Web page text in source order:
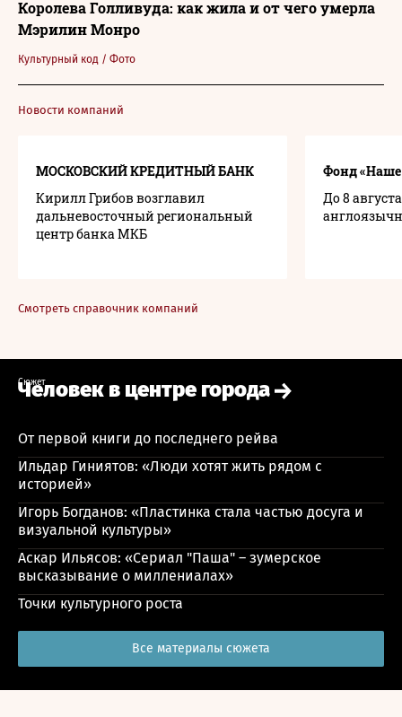
Культурный код / Фото
Королева Голливуда: как жила и от чего умерла
Мэрилин Монро
Новости компаний
МОСКОВСКИЙ КРЕДИТНЫЙ БАНК
Кирилл Грибов возглавил
дальневосточный региональный
центр банка МКБ
Фонд
До 8
Смотреть справочник компаний
Сюжет
Человек в центре города
От первой книги до последнего рейва
Ильдар Гиниятов: «Люди хотят жить рядом с
историей»
Игорь Богданов: «Пластинка стала частью досуга и
визуальной культуры»
Аскар Ильясов: «Сериал "Паша" – зумерское
высказывание о миллениалах»
Точки культурного роста
Все материалы сюжета